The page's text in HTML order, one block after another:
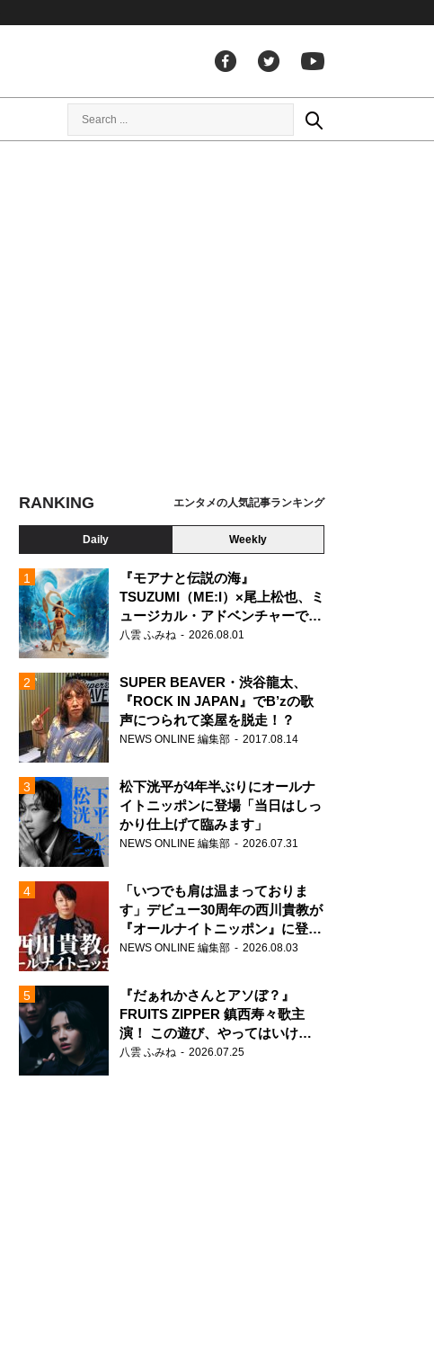
RANKING エンタメの人気記事ランキング
Daily Weekly
『モアナと伝説の海』
TSUZUMI（ME:I）×尾上松也、ミ
ュージカル・アドベンチャーで美
声を響かせる
八雲 ふみね 2026.08.01
SUPER BEAVER・渋谷龍太、
『ROCK IN JAPAN』でB’zの歌
声につられて楽屋を脱走！？
NEWS ONLINE 編集部 2017.08.14
松下洸平が4年半ぶりにオールナ
イトニッポンに登場「当日はしっ
かり仕上げて臨みます」
NEWS ONLINE 編集部 2026.07.31
「いつでも肩は温まっておりま
す」デビュー30周年の西川貴教が
『オールナイトニッポン』に登
場！
NEWS ONLINE 編集部 2026.08.03
『だぁれかさんとアソぼ？』
FRUITS ZIPPER 鎮西寿々歌主
演！ この遊び、やってはいけま
せん。
八雲 ふみね 2026.07.25